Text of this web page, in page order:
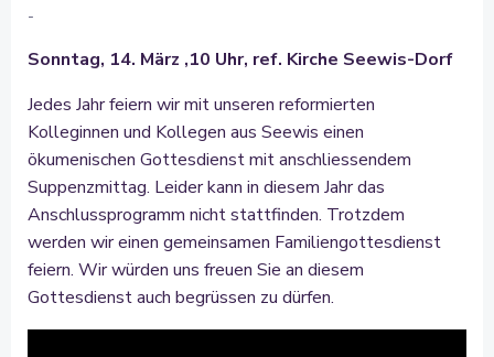
-
Sonntag, 14. März ,10 Uhr, ref. Kirche Seewis-Dorf
Jedes Jahr feiern wir mit unseren reformierten
Kolleginnen und Kollegen aus Seewis einen
ökumenischen Gottesdienst mit anschliessendem
Suppenzmittag. Leider kann in diesem Jahr das
Anschlussprogramm nicht stattfinden. Trotzdem
werden wir einen gemeinsamen Familiengottesdienst
feiern. Wir würden uns freuen Sie an diesem
Gottesdienst auch begrüssen zu dürfen.